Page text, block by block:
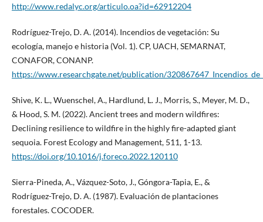
http://www.redalyc.org/articulo.oa?id=62912204
Rodríguez-Trejo, D. A. (2014). Incendios de vegetación: Su
ecología, manejo e historia (Vol. 1). CP, UACH, SEMARNAT,
CONAFOR, CONANP.
https://www.researchgate.net/publication/
Shive, K. L., Wuenschel, A., Hardlund, L. J., Morris, S., Meyer, M. D.,
& Hood, S. M. (2022). Ancient trees and modern wildfires:
Declining resilience to wildfire in the highly fire-adapted giant
sequoia. Forest Ecology and Management, 511, 1-13.
https://doi.org/10.1016/j.foreco.2022.120110
Sierra-Pineda, A., Vázquez-Soto, J., Góngora-Tapia, E., &
Rodríguez-Trejo, D. A. (1987). Evaluación de plantaciones
forestales. COCODER.